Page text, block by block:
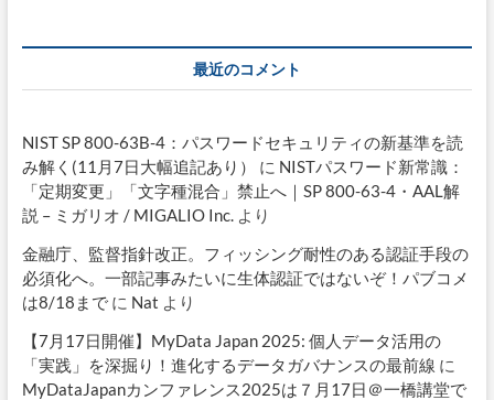
最近のコメント
NIST SP 800-63B-4：パスワードセキュリティの新基準を読
み解く(11月7日大幅追記あり）
に NISTパスワード新常識：
「定期変更」「文字種混合」禁止へ｜SP 800-63-4・AAL解
説 – ミガリオ / MIGALIO Inc.より
金融庁、監督指針改正。フィッシング耐性のある認証手段の
必須化へ。一部記事みたいに生体認証ではないぞ！パブコメ
は8/18までに Nat より
【7月17日開催】MyData Japan 2025: 個人データ活用の
「実践」を深掘り！進化するデータガバナンスの最前線 に
MyDataJapanカンファレンス2025は７月17日＠一橋講堂で